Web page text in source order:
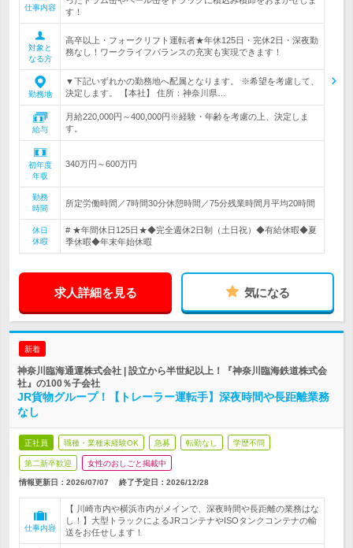
仕事内容
す！
対象と
なる方
高卒以上・フォークリフト運転者★年休125日・完休2日・深夜勤
務なし！ワークライフバランスの充実も実現できます！
勤務地
▼下記いずれかの勤務地へ配属となります。 ※希望を考慮して、
決定します。 【本社】 住所：神奈川県…
給与
月給220,000円～400,000円※経験・年齢を考慮の上、決定しま
す。
初年度
年収
340万円～600万円
勤務
時間
所定労働時間／7時間30分休憩時間／75分残業時間月平均20時間
休日
休暇
# ★年間休日125日★◆完全週休2日制（土日祝）◆有給休暇◆夏
季休暇◆年末年始休暇
求人詳細を見る 気になる
新着
神奈川臨海通運株式会社 | 設立から半世紀以上！『神奈川臨海鉄道株式会
社』の100％子会社
JR貨物グループ！【トレーラー運転手】深夜時間や長距離業務
なし
正社員 職種・業種未経験OK 急募 転勤なし 学歴不問
第二新卒歓迎 女性のおしごと掲載中
情報更新日：2026/07/07 終了予定日： 2026/12/28
仕事内容
【 川崎市内や横浜市内がメインで、深夜時間や長距離の業務はな
し！】大型トラックによるJRコンテナやISOタンクコンテナの輸
送をお任せします！